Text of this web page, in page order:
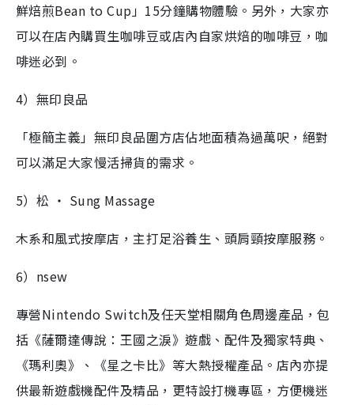
鮮焙煎Bean to Cup」15分鐘購物體驗。另外，大家亦
可以在店內購買生咖啡豆或店內自家烘焙的咖啡豆，咖
啡迷必到。
4）無印良品
「極簡主義」無印良品圍方店佔地面積為過萬呎，絕對
可以滿足大家慢活掃貨的需求。
5）松 ‧ Sung Massage
木系和風式按摩店，主打足浴養生、頭肩頸按摩服務。
6）nsew
專營Nintendo Switch及任天堂相關角色周邊產品，包
括《薩爾達傳說：王國之淚》遊戲、配件及獨家特典、
《瑪利奧》、《星之卡比》等大熱授權產品。店內亦提
供最新遊戲機配件及精品，更特設打機專區，方便機迷